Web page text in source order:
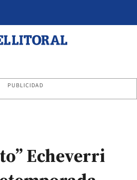
PUBLICIDAD
Echeverri